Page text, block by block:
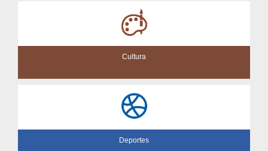
Cultura
Deportes